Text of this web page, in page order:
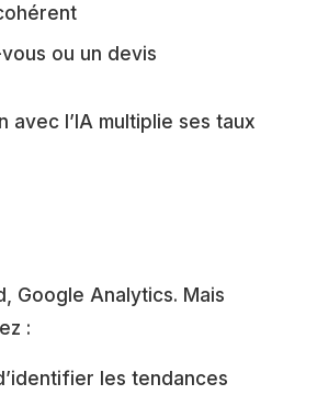
ou un devis
l’IA multiplie ses taux
Google Analytics. Mais
:
les tendances